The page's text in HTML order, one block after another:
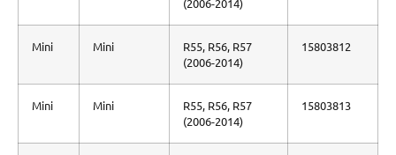
Mini Mini
R55, R56, R57
(2006-2014)
15803812
Mini Mini
R55, R56, R57
(2006-2014)
15803813